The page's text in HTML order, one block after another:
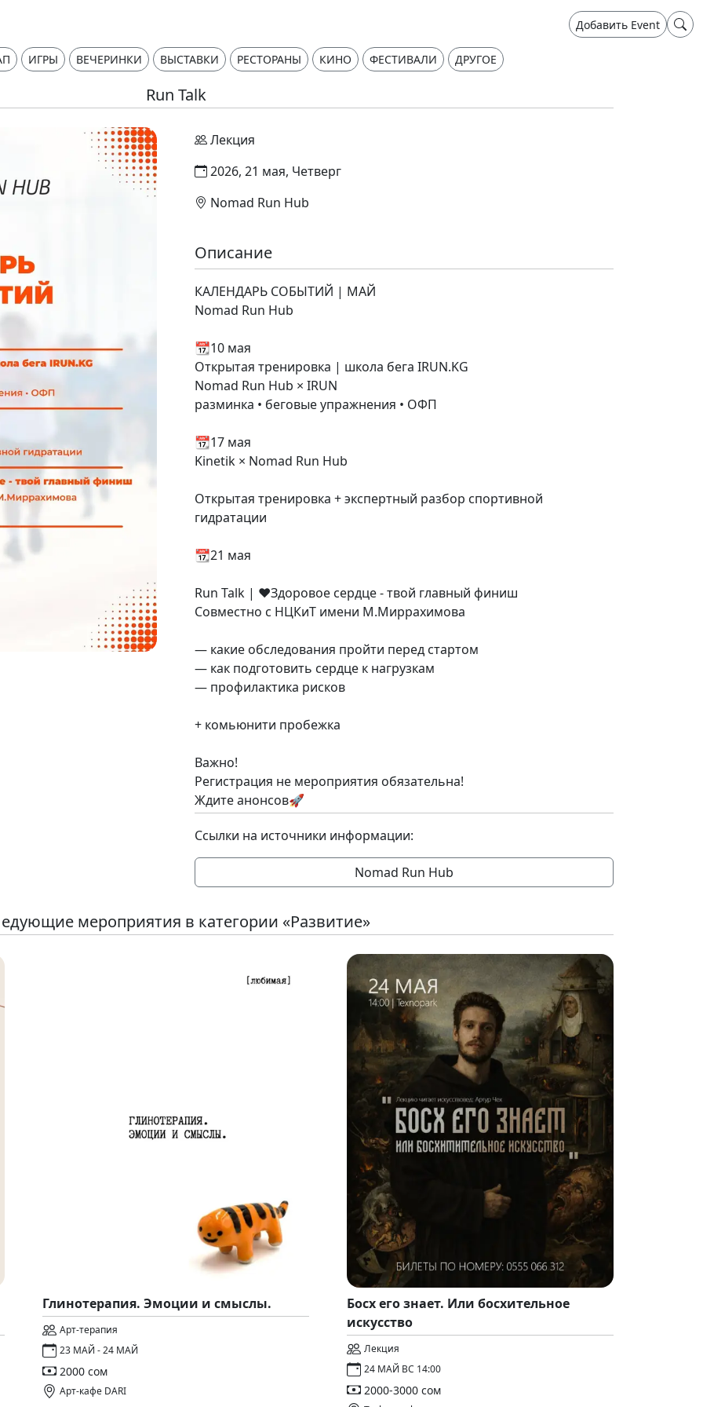
Добавить Event
ИГРЫ ВЕЧЕРИНКИ ВЫСТАВКИ РЕСТОРАНЫ КИНО ФЕСТИВАЛИ ДРУГОЕ
Run Talk
Лекция
2026, 21 мая, Четверг
Nomad Run Hub
Описание
КАЛЕНДАРЬ СОБЫТИЙ | МАЙ
Nomad Run Hub
📆10 мая
Открытая тренировка | школа бега IRUN.KG
Nomad Run Hub × IRUN
разминка • беговые упражнения • ОФП
📆17 мая
Kinetik × Nomad Run Hub
Открытая тренировка + экспертный разбор спортивной
гидратации
📆21 мая
Run Talk | ❤️Здоровое сердце - твой главный финиш
Совместно с НЦКиТ имени М.Миррахимова
— какие обследования пройти перед стартом
— как подготовить сердце к нагрузкам
— профилактика рисков
+ комьюнити пробежка
Важно!
Регистрация не мероприятия обязательна!
Ждите анонсов🚀
Ссылки на источники информации:
Nomad Run Hub
мероприятия в категории «Развитие»
Глинотерапия. Эмоции и смыслы.
Арт-терапия
23 МАЙ - 24 МАЙ
2000 сом
Арт-кафе DARI
Босх его знает. Или босхительное
искусство
Лекция
24 МАЙ ВС 14:00
2000-3000 сом